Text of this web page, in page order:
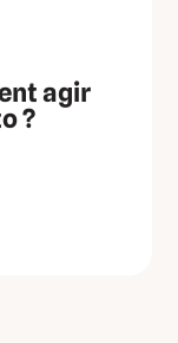
agir
?